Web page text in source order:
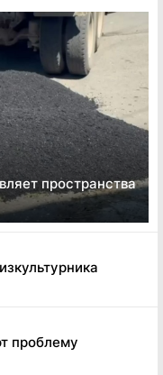
пространства
проблему